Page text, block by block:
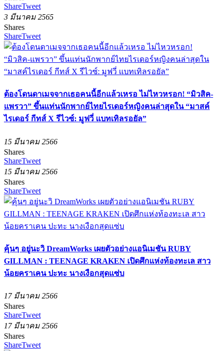
ShareTweet
3 มีนาคม 2565
Shares
ShareTweet
ต้องโดนดาเมจจากเธอคนนี้อีกแล้วเหรอ ไม่ไหวหรอก! “มิวสิค-
แพรวา” ขึ้นแท่นนักพากย์ไทยไรเดอร์หญิงคนล่าสุดใน “มาสค์
ไรเดอร์ กีทส์ X รีไวซ์: มูฟวี่ แบทเทิลรอยัล”
15 มีนาคม 2566
Shares
ShareTweet
15 มีนาคม 2566
Shares
ShareTweet
คุ้นๆ อยู่นะวิ DreamWorks เผยตัวอย่างแอนิเมชัน RUBY
GILLMAN : TEENAGE KRAKEN เปิดศึกแห่งท้องทะเล สาว
น้อยคราเคน ปะทะ นางเงือกสุดแซ่บ
17 มีนาคม 2566
Shares
ShareTweet
17 มีนาคม 2566
Shares
ShareTweet